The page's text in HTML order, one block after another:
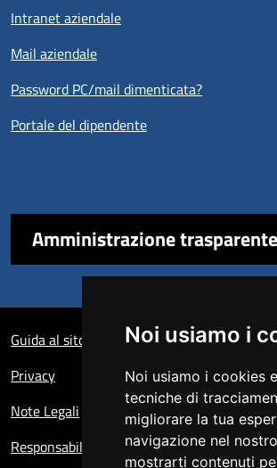
Noi usiamo i
Noi usiamo i cookies
tecniche di
migliorare la tua
navigazione nel
mostrarti contenuti
Intranet aziendale
Mail aziendale
Password PC/mail dimenticata?
Portale del dipendente
Amministrazione trasparente
Guida al sito
Privacy
Note Legali
Responsabile del sito